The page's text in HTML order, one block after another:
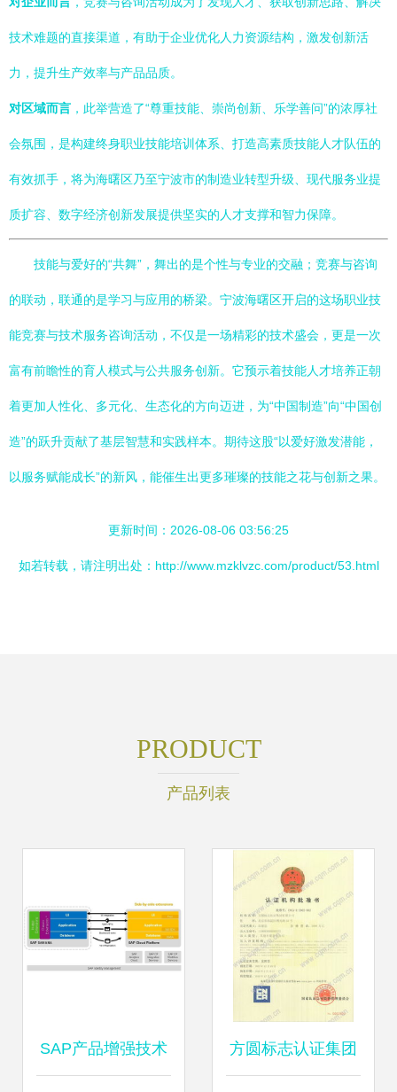
技术难题的直接渠道，有助于企业优化人力资源结构，激发创新活
力，提升生产效率与产品品质。
对区域而言 ，此举营造了“尊重技能、崇尚创新、乐学善问”的浓厚社
会氛围，是构建终身职业技能培训体系、打造高素质技能人才队伍的
有效抓手，将为海曙区乃至宁波市的制造业转型升级、现代服务业提
质扩容、数字经济创新发展提供坚实的人才支撑和智力保障。
技能与爱好的“共舞”，舞出的是个性与专业的交融；竞赛与咨询
的联动，联通的是学习与应用的桥梁。宁波海曙区开启的这场职业技
能竞赛与技术服务咨询活动，不仅是一场精彩的技术盛会，更是一次
富有前瞻性的育人模式与公共服务创新。它预示着技能人才培养正朝
着更加人性化、多元化、生态化的方向迈进，为“中国制造”向“中国创
造”的跃升贡献了基层智慧和实践样本。期待这股“以爱好激发潜能，
以服务赋能成长”的新风，能催生出更多璀璨的技能之花与创新之果。
更新时间：2026-08-06 03:56:25
如若转载，请注明出处：http://www.mzklvzc.com/product/53.html
PRODUCT
产品列表
SAP产品增强技术 方圆标志认证集团